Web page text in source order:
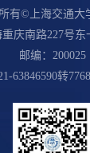
有©上海交通大
庆南路227号东
邮编：200025
63846590转